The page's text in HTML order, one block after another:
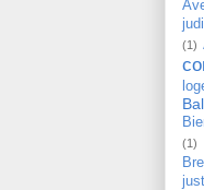
(1)
(1)